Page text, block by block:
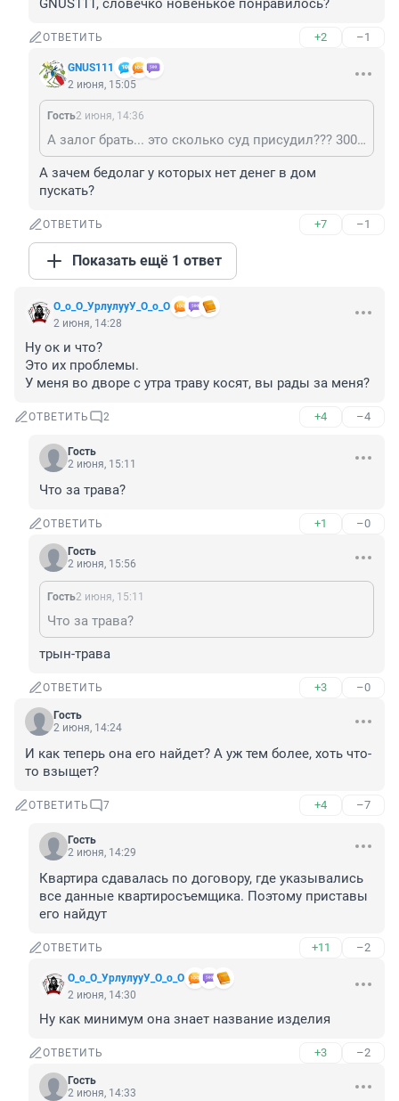
GNUS111, словечко новенькое понравилось?
ОТВЕТИТЬ +2 –1
GNUS111
2 июня, 15:05
Гость2 июня, 14:36
А залог брать... это сколько суд присудил??? 300 тыс? Было бы интересно посмотреть, кто такой залог готов оставить...
А зачем бедолаг у которых нет денег в дом
пускать?
ОТВЕТИТЬ +7 –1
Показать ещё 1 ответ
О_о_О_УрлулууУ_О_о_О
2 июня, 14:28
Ну ок и что?
Это их проблемы.
У меня во дворе с утра траву косят, вы рады за меня?
ОТВЕТИТЬ 2 +4 –4
Гость
2 июня, 15:11
Что за трава?
ОТВЕТИТЬ +1 –0
Гость
2 июня, 15:56
Гость2 июня, 15:11
Что за трава?
трын-трава
ОТВЕТИТЬ +3 –0
Гость
2 июня, 14:24
И как теперь она его найдет? А уж тем более, хоть что-
то взыщет?
ОТВЕТИТЬ 7 +4 –7
Гость
2 июня, 14:29
Квартира сдавалась по договору, где указывались
все данные квартиросъемщика. Поэтому приставы
его найдут
ОТВЕТИТЬ +11 –2
О_о_О_УрлулууУ_О_о_О
2 июня, 14:30
Ну как минимум она знает название изделия
ОТВЕТИТЬ +3 –2
Гость
2 июня, 14:33